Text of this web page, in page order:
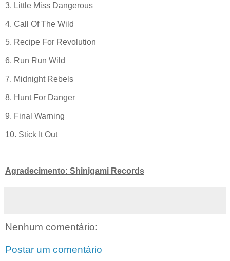
3. Little Miss Dangerous
4. Call Of The Wild
5. Recipe For Revolution
6. Run Run Wild
7. Midnight Rebels
8. Hunt For Danger
9. Final Warning
10. Stick It Out
Agradecimento: Shinigami Records
Nenhum comentário:
Postar um comentário